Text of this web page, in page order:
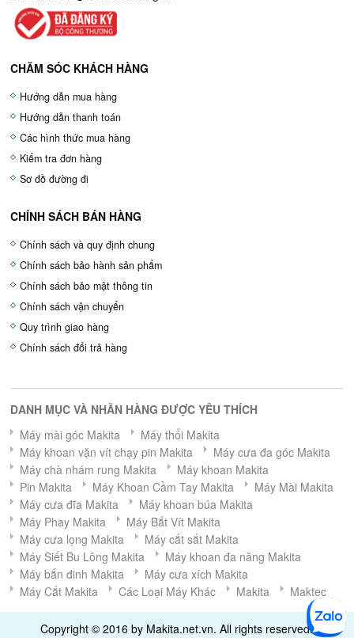
CHĂM SÓC KHÁCH HÀNG
Hướng dẫn mua hàng
Hướng dẫn thanh toán
Các hình thức mua hàng
Kiểm tra đơn hàng
Sơ đồ đường đi
CHÍNH SÁCH BÁN HÀNG
Chính sách và quy định chung
Chính sách bảo hành sản phẩm
Chính sách bảo mật thông tin
Chính sách vận chuyển
Quy trình giao hàng
Chính sách đổi trả hàng
DANH MỤC VÀ NHÃN HÀNG ĐƯỢC YÊU THÍCH
Máy mài góc Makita
Máy thổi Makita
Máy khoan vặn vít chạy pin Makita
Máy cưa đa góc Makita
Máy chà nhám rung Makita
Máy khoan Makita
Pin Makita
Máy Khoan Cầm Tay Makita
Máy Mài Makita
Máy cưa đĩa Makita
Máy khoan búa Makita
Máy Phay Makita
Máy Bắt Vít Makita
Máy cưa lọng Makita
Máy cắt sắt Makita
Máy Siết Bu Lông Makita
Máy khoan đa năng Makita
Máy bắn đinh Makita
Máy cưa xích Makita
Máy Cắt Makita
Các Loại Máy Khác Makita Maktec
Copyright © 2016 by Makita.net.vn. All rights reserved.